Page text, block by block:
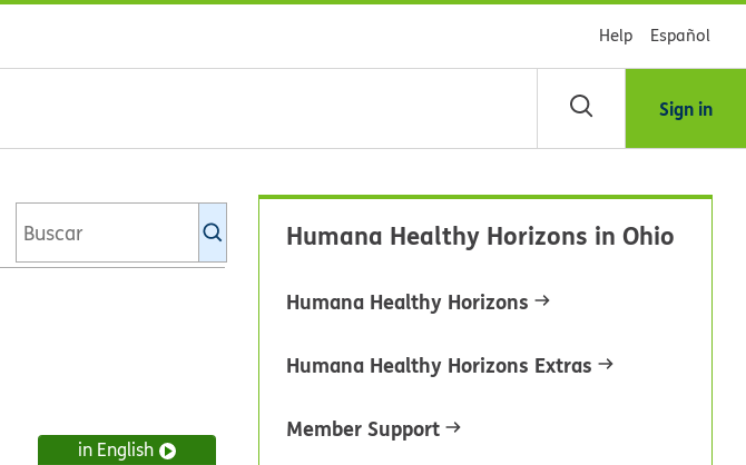
Help Español
Sign in
biblioteca
in English
Humana Healthy Horizons in Ohio
Humana Healthy Horizons
Humana Healthy Horizons Extras
Member Support